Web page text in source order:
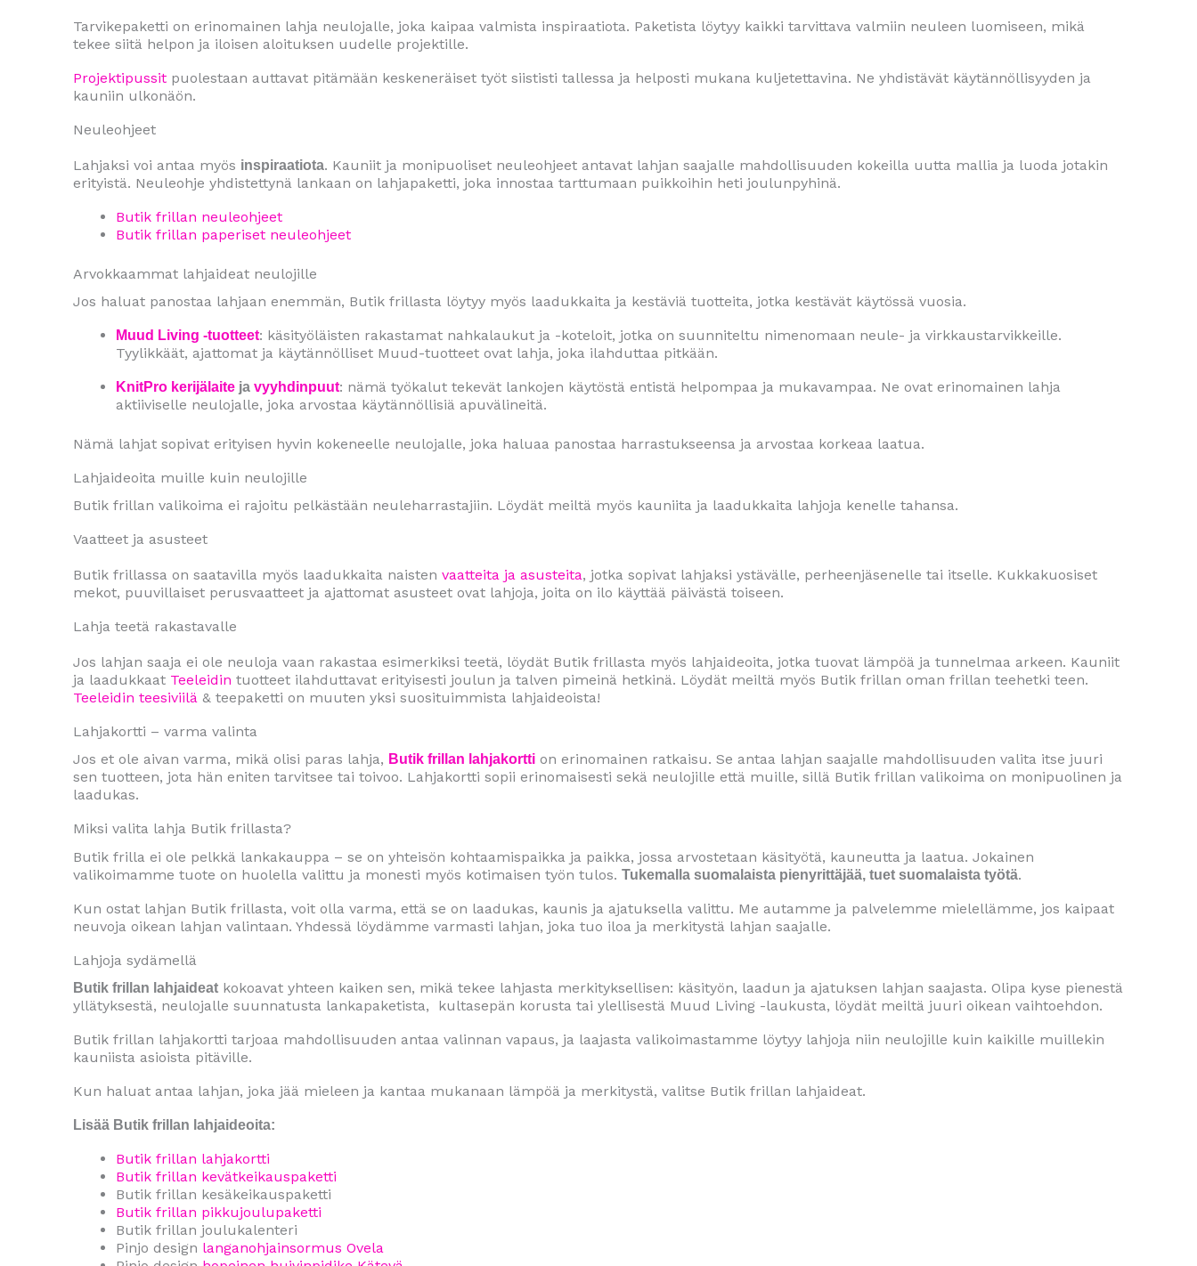
Tarvikepaketti on erinomainen lahja neulojalle, joka kaipaa valmista inspiraatiota. Paketista löytyy kaikki tarvittava valmiin neuleen luomiseen, mikä
tekee siitä helpon ja iloisen aloituksen uudelle projektille.
Projektipussit puolestaan auttavat pitämään keskeneräiset työt siististi tallessa ja helposti mukana kuljetettavina. Ne yhdistävät käytännöllisyyden ja
kauniin ulkonäön.
Neuleohjeet
Lahjaksi voi antaa myös inspiraatiota. Kauniit ja monipuoliset neuleohjeet antavat lahjan saajalle mahdollisuuden kokeilla uutta mallia ja luoda jotakin
erityistä. Neuleohje yhdistettynä lankaan on lahjapaketti, joka innostaa tarttumaan puikkoihin heti joulunpyhinä.
Butik frillan neuleohjeet
Butik frillan paperiset neuleohjeet
Arvokkaammat lahjaideat neulojille
Jos haluat panostaa lahjaan enemmän, Butik frillasta löytyy myös laadukkaita ja kestäviä tuotteita, jotka kestävät käytössä vuosia.
Muud Living -tuotteet: käsityöläisten rakastamat nahkalaukut ja -koteloit, jotka on suunniteltu nimenomaan neule- ja virkkaustarvikkeille.
Tyylikkäät, ajattomat ja käytännölliset Muud-tuotteet ovat lahja, joka ilahduttaa pitkään.
KnitPro kerijälaite ja vyyhdinpuut: nämä työkalut tekevät lankojen käytöstä entistä helpompaa ja mukavampaa. Ne ovat erinomainen lahja
aktiiviselle neulojalle, joka arvostaa käytännöllisiä apuvälineitä.
Nämä lahjat sopivat erityisen hyvin kokeneelle neulojalle, joka haluaa panostaa harrastukseensa ja arvostaa korkeaa laatua.
Lahjaideoita muille kuin neulojille
Butik frillan valikoima ei rajoitu pelkästään neuleharrastajiin. Löydät meiltä myös kauniita ja laadukkaita lahjoja kenelle tahansa.
Vaatteet ja asusteet
Butik frillassa on saatavilla myös laadukkaita naisten vaatteita ja asusteita, jotka sopivat lahjaksi ystävälle, perheenjäsenelle tai itselle. Kukkakuosiset
mekot, puuvillaiset perusvaatteet ja ajattomat asusteet ovat lahjoja, joita on ilo käyttää päivästä toiseen.
Lahja teetä rakastavalle
Jos lahjan saaja ei ole neuloja vaan rakastaa esimerkiksi teetä, löydät Butik frillasta myös lahjaideoita, jotka tuovat lämpöä ja tunnelmaa arkeen. Kauniit
ja laadukkaat Teeleidin tuotteet ilahduttavat erityisesti joulun ja talven pimeinä hetkinä. Löydät meiltä myös Butik frillan oman frillan teehetki teen.
Teeleidin teesiviilä & teepaketti on muuten yksi suosituimmista lahjaideoista!
Lahjakortti – varma valinta
Jos et ole aivan varma, mikä olisi paras lahja, Butik frillan lahjakortti on erinomainen ratkaisu. Se antaa lahjan saajalle mahdollisuuden valita itse juuri
sen tuotteen, jota hän eniten tarvitsee tai toivoo. Lahjakortti sopii erinomaisesti sekä neulojille että muille, sillä Butik frillan valikoima on monipuolinen ja
laadukas.
Miksi valita lahja Butik frillasta?
Butik frilla ei ole pelkkä lankakauppa – se on yhteisön kohtaamispaikka ja paikka, jossa arvostetaan käsityötä, kauneutta ja laatua. Jokainen
valikoimamme tuote on huolella valittu ja monesti myös kotimaisen työn tulos. Tukemalla suomalaista pienyrittäjää, tuet suomalaista työtä.
Kun ostat lahjan Butik frillasta, voit olla varma, että se on laadukas, kaunis ja ajatuksella valittu. Me autamme ja palvelemme mielellämme, jos kaipaat
neuvoja oikean lahjan valintaan. Yhdessä löydämme varmasti lahjan, joka tuo iloa ja merkitystä lahjan saajalle.
Lahjoja sydämellä
Butik frillan lahjaideat kokoavat yhteen kaiken sen, mikä tekee lahjasta merkityksellisen: käsityön, laadun ja ajatuksen lahjan saajasta. Olipa kyse pienestä
yllätyksestä, neulojalle suunnatusta lankapaketista, kultasepän korusta tai ylellisestä Muud Living -laukusta, löydät meiltä juuri oikean vaihtoehdon.
Butik frillan lahjakortti tarjoaa mahdollisuuden antaa valinnan vapaus, ja laajasta valikoimastamme löytyy lahjoja niin neulojille kuin kaikille muillekin
kauniista asioista pitäville.
Kun haluat antaa lahjan, joka jää mieleen ja kantaa mukanaan lämpöä ja merkitystä, valitse Butik frillan lahjaideat.
Lisää Butik frillan lahjaideoita:
Butik frillan lahjakortti
Butik frillan kevätkeikauspaketti
Butik frillan kesäkeikauspaketti
Butik frillan pikkujoulupaketti
Butik frillan joulukalenteri
Pinjo design langanohjainsormus Ovela